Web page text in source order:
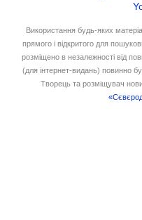
Використання будь-яких
прямого і відкритого для
розміщено в незалежності від
(для інтернет-видань) повинно
Творець та розміщувач